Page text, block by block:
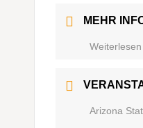
MEHR
Weiterlesen
Arizona